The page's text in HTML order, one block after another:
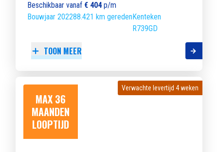
Beschikbaar vanaf € 404p/m
Bouwjaar 202288.421 km geredenKenteken
R739GD
TOON MEER
MAX 36
MAANDEN
LOOPTIJD
Verwachte levertijd 4 weken
Verwachte levertijd 4 weken